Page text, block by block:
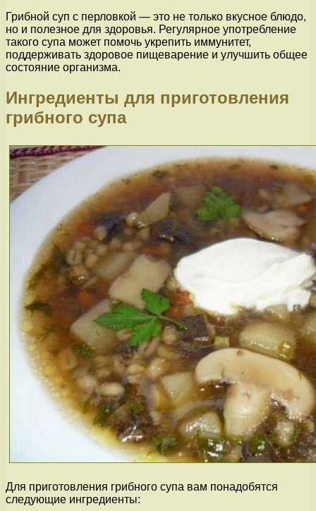
Грибной суп с перловкой — это не только вкусное блюдо,
но и полезное для здоровья. Регулярное употребление
такого супа может помочь укрепить иммунитет,
поддерживать здоровое пищеварение и улучшить общее
состояние организма.
Ингредиенты для приготовления
грибного супа
Для приготовления грибного супа вам понадобятся
следующие ингредиенты: